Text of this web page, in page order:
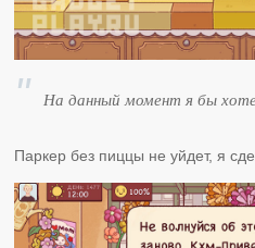
На данный момент я бы
Паркер без пиццы не уйдет, я